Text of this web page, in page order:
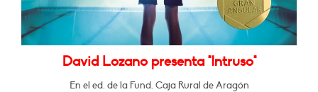
David Lozano presenta "Intruso"
En el ed. de la Fund. Caja Rural de Aragón